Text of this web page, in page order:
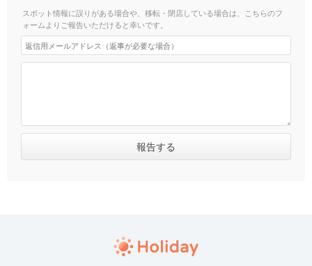
スポット情報に誤りがある場合や、移転・閉店している場合は、こちらのフ
ォームよりご報告いただけると幸いです。